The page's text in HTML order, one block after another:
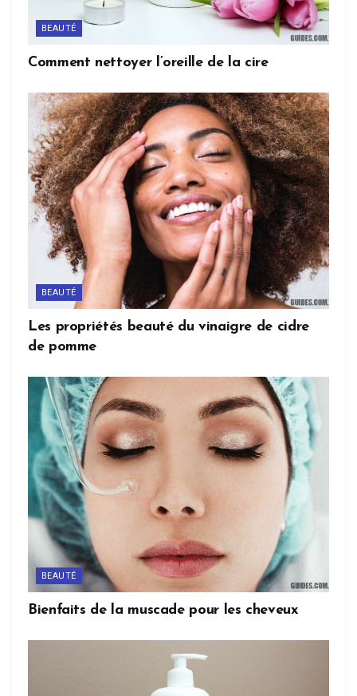
BEAUTÉ
Comment nettoyer l’oreille de la cire
BEAUTÉ
Les propriétés beauté du vinaigre de cidre
de pomme
BEAUTÉ
Bienfaits de la muscade pour les cheveux